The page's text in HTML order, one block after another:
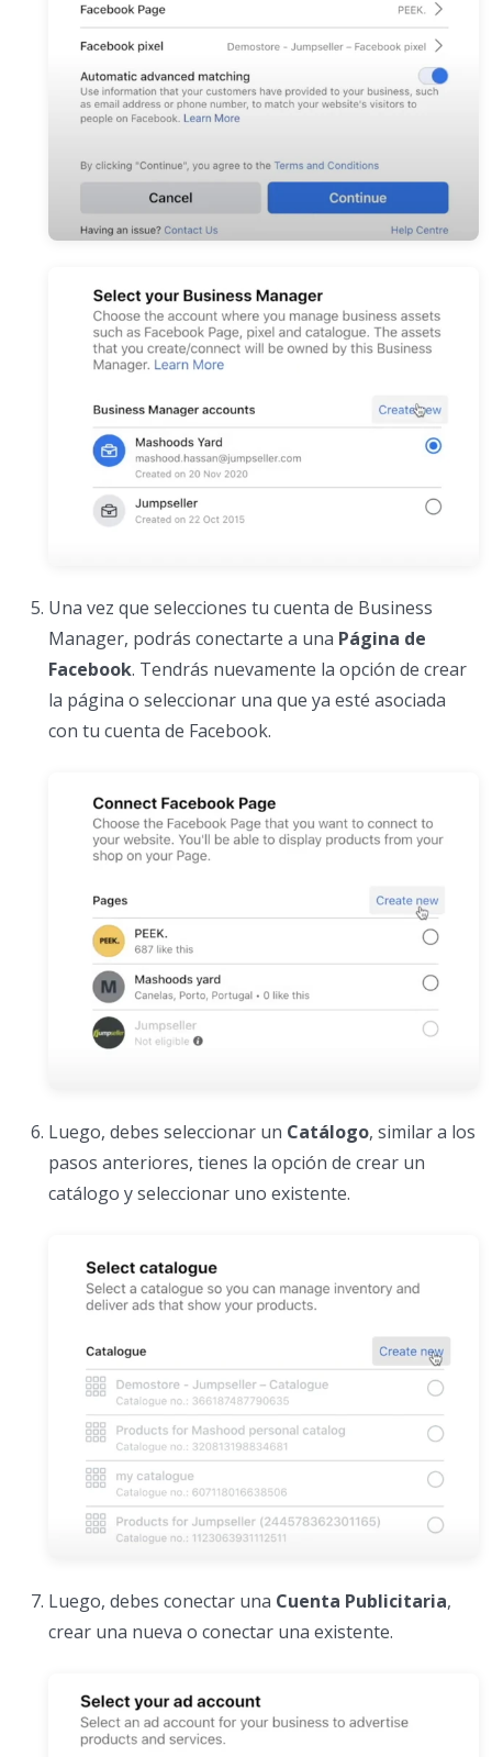
Una vez que selecciones tu cuenta de Business
Manager, podrás conectarte a una Página de
Facebook. Tendrás nuevamente la opción de crear
la página o seleccionar una que ya esté asociada
con tu cuenta de Facebook.
Luego, debes seleccionar un Catálogo, similar a los
pasos anteriores, tienes la opción de crear un
catálogo y seleccionar uno existente.
Luego, debes conectar una Cuenta Publicitaria,
crear una nueva o conectar una existente.